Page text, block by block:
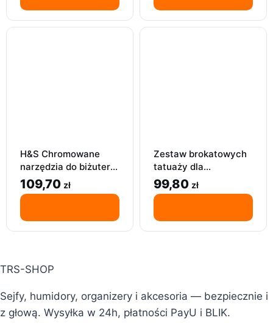
H&S Chromowane
narzędzia do biżuterii
– zestaw 3 szczypiec
do rękodzieła
109,70 zł
Zestaw brokatowych
tatuaży dla
dziewczynek 36
kolorów 220
99,80 zł
TRS-SHOP
Sejfy, humidory, organizery i akcesoria — bezpiecznie i
z głową. Wysyłka w 24h, płatności PayU i BLIK.